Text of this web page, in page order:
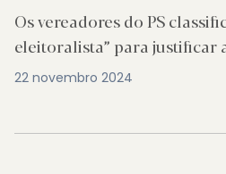
Os vereadores do PS
eleitoralista” para justificar
22 novembro 2024